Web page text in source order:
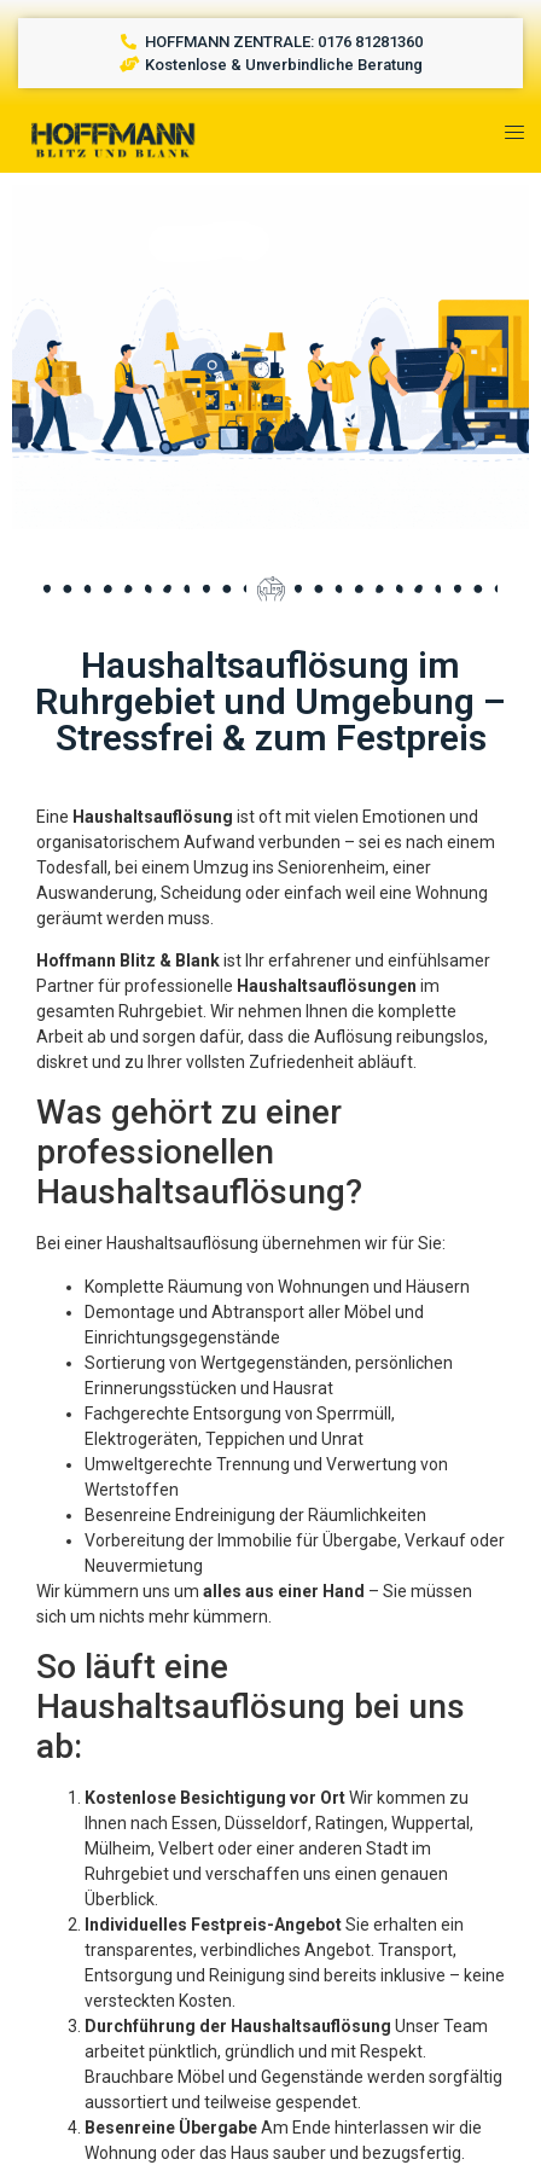
HOFFMANN ZENTRALE: 0176 81281360
Kostenlose & Unverbindliche Beratung
Haushaltsauflösung im
Ruhrgebiet und Umgebung –
Stressfrei & zum Festpreis
Eine Haushaltsauflösung ist oft mit vielen Emotionen und
organisatorischem Aufwand verbunden – sei es nach einem
Todesfall, bei einem Umzug ins Seniorenheim, einer
Auswanderung, Scheidung oder einfach weil eine Wohnung
geräumt werden muss.
Hoffmann Blitz & Blankist Ihr erfahrener und einfühlsamer
Partner für professionelle Haushaltsauflösungen im
gesamten Ruhrgebiet. Wir nehmen Ihnen die komplette
Arbeit ab und sorgen dafür, dass die Auflösung reibungslos,
diskret und zu Ihrer vollsten Zufriedenheit abläuft.
Was gehört zu einer
professionellen
Haushaltsauflösung?
Bei einer Haushaltsauflösung übernehmen wir für Sie:
Komplette Räumung von Wohnungen und Häusern
Demontage und Abtransport aller Möbel und
Einrichtungsgegenstände
Sortierung von Wertgegenständen, persönlichen
Erinnerungsstücken und Hausrat
Fachgerechte Entsorgung von Sperrmüll,
Elektrogeräten, Teppichen und Unrat
Umweltgerechte Trennung und Verwertung von
Wertstoffen
Besenreine Endreinigung der Räumlichkeiten
Vorbereitung der Immobilie für Übergabe, Verkauf oder
Neuvermietung
Wir kümmern uns um alles aus einer Hand – Sie müssen
sich um nichts mehr kümmern.
So läuft eine
Haushaltsauflösung bei uns
ab:
Kostenlose Besichtigung vor OrtWir kommen zu
Ihnen nach Essen, Düsseldorf, Ratingen, Wuppertal,
Mülheim, Velbert oder einer anderen Stadt im
Ruhrgebiet und verschaffen uns einen genauen
Überblick.
Individuelles Festpreis-AngebotSie erhalten ein
transparentes, verbindliches Angebot. Transport,
Entsorgung und Reinigung sind bereits inklusive – keine
versteckten Kosten.
Durchführung der Haushaltsauflösung Unser Team
arbeitet pünktlich, gründlich und mit Respekt.
Brauchbare Möbel und Gegenstände werden sorgfältig
aussortiert und teilweise gespendet.
Besenreine ÜbergabeAm Ende hinterlassen wir die
Wohnung oder das Haus sauber und bezugsfertig.